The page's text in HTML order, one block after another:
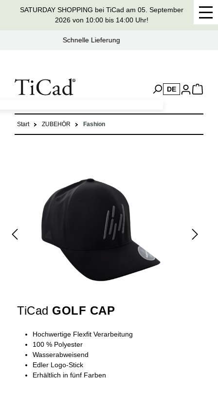
springen
SATURDAY SHOPPING bei TiCad am 05. September
2026 von 10:00 bis 14:00 Uhr!
Seit 37 Jahren Handmade in Germany
DE
Start ZUBEHÖR Fashion
TiCad GOLF CAP
Hochwertige Flexfit Verarbeitung
100 % Polyester
Wasserabweisend
Edler Logo-Stick
Erhältlich in fünf Farben